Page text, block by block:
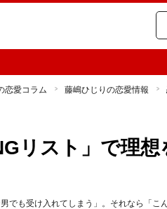
恋愛コラム 藤嶋ひじりの恋愛情報
リスト」で理想
でも受け入れてしまう」。それなら「こ